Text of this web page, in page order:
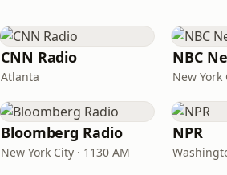
CNN Radio
Atlanta
NBC
New York
Bloomberg Radio
New York City · 1130 AM
NPR